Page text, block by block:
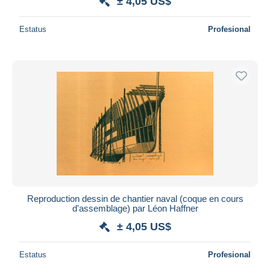
Estatus Profesional
Reproduction dessin de chantier naval (coque en cours
d'assemblage) par Léon Haffner
± 4,05 US$
Estatus Profesional